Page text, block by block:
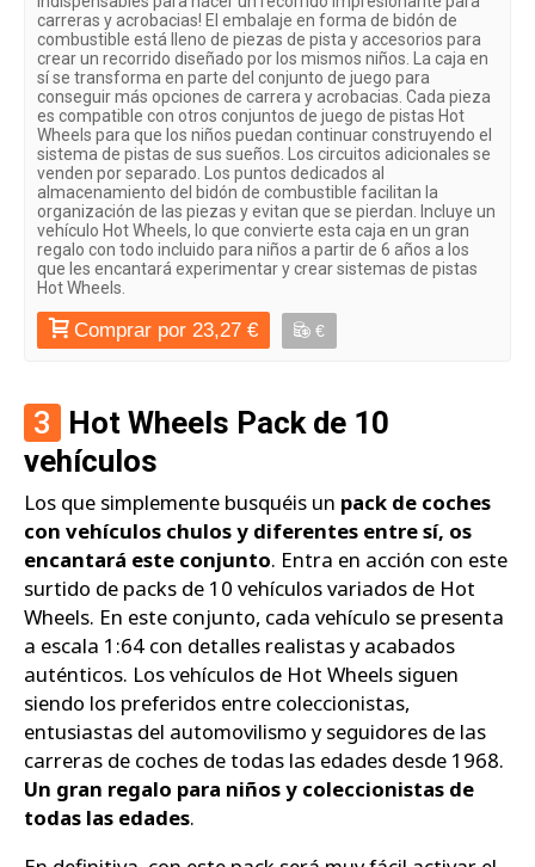
carreras y acrobacias! El embalaje en forma de bidón de
combustible está lleno de piezas de pista y accesorios para
crear un recorrido diseñado por los mismos niños. La caja en
sí se transforma en parte del conjunto de juego para
conseguir más opciones de carrera y acrobacias. Cada pieza
es compatible con otros conjuntos de juego de pistas Hot
Wheels para que los niños puedan continuar construyendo el
sistema de pistas de sus sueños. Los circuitos adicionales se
venden por separado. Los puntos dedicados al
almacenamiento del bidón de combustible facilitan la
organización de las piezas y evitan que se pierdan. Incluye un
vehículo Hot Wheels, lo que convierte esta caja en un gran
regalo con todo incluido para niños a partir de 6 años a los
que les encantará experimentar y crear sistemas de pistas
Hot Wheels.
Comprar por 23,27 € €
3 Hot Wheels Pack de 10
vehículos
Los que simplemente busquéis un pack de coches
con vehículos chulos y diferentes entre sí, os
encantará este conjunto. Entra en acción con este
surtido de packs de 10 vehículos variados de Hot
Wheels. En este conjunto, cada vehículo se presenta
a escala 1:64 con detalles realistas y acabados
auténticos. Los vehículos de Hot Wheels siguen
siendo los preferidos entre coleccionistas,
entusiastas del automovilismo y seguidores de las
carreras de coches de todas las edades desde 1968.
Un gran regalo para niños y coleccionistas de
todas las edades.